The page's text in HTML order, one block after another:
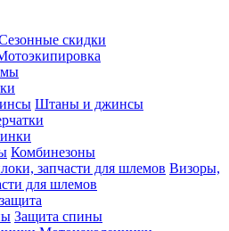
скидки
Штаны и джинсы
Комбинезоны
Визоры,
для шлемов
Защита спины